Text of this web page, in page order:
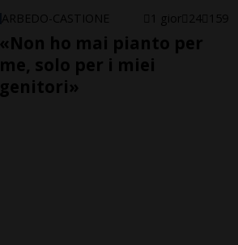
ARBEDO-CASTIONE 1 gior 24 159
«Non ho mai pianto per
me, solo per i miei
genitori»